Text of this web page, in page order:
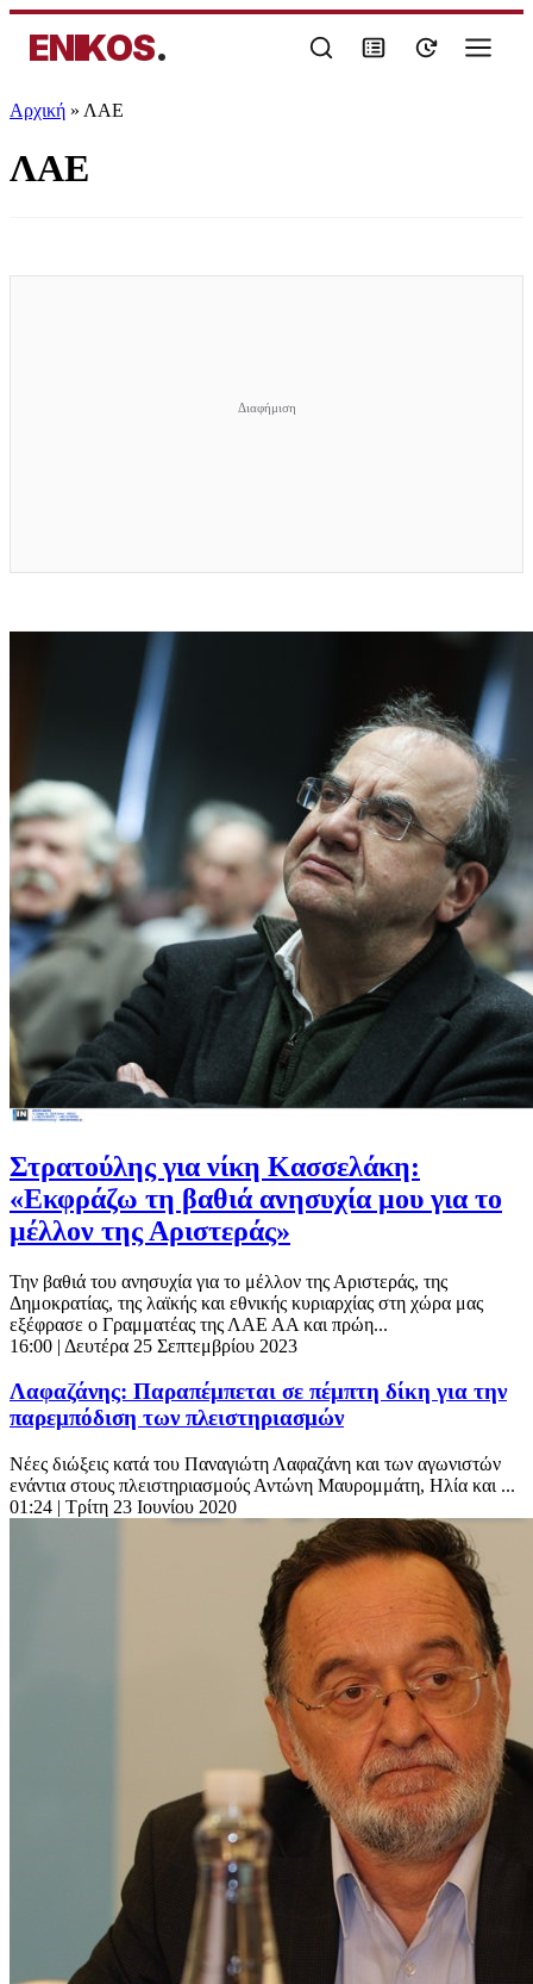
ENIKOS.
Αρχική » ΛΑΕ
ΛΑΕ
Στρατούλης για νίκη Κασσελάκη:
«Εκφράζω τη βαθιά ανησυχία μου για το
μέλλον της Αριστεράς»
Την βαθιά του ανησυχία για το μέλλον της Αριστεράς, της
Δημοκρατίας, της λαϊκής και εθνικής κυριαρχίας στη χώρα μας
εξέφρασε ο Γραμματέας της ΛΑΕ ΑΑ και πρώη...
16:00 | Δευτέρα 25 Σεπτεμβρίου 2023
Λαφαζάνης: Παραπέμπεται σε πέμπτη δίκη για την
παρεμπόδιση των πλειστηριασμών
Νέες διώξεις κατά του Παναγιώτη Λαφαζάνη και των αγωνιστών
ενάντια στους πλειστηριασμούς Αντώνη Μαυρομμάτη, Ηλία και ...
01:24 | Τρίτη 23 Ιουνίου 2020